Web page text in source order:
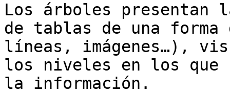
Los árboles
de tablas de una
líneas, imágenes…),
los niveles en los que
la información.